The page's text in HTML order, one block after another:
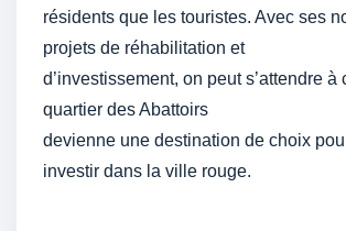
résidents que les touristes. Avec ses
projets de réhabilitation et
d’investissement, on peut s’attendre à
quartier des Abattoirs
devienne une destination de choix
investir dans la ville rouge.